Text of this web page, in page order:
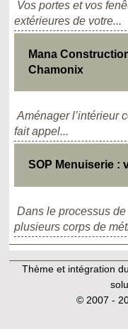
Vos portes et vos
extérieures de votre...
Mana
Chamonix
Aménager l’intérieur
fait appel...
SOP Menuiserie :
Dans le processus
plusieurs corps de
Thème et intégration
© 2007 -